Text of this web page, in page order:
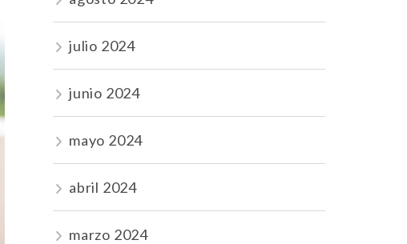
julio 2024
junio 2024
mayo 2024
abril 2024
marzo 2024